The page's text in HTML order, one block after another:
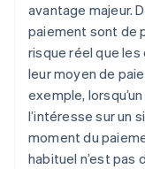
avantage majeur.
paiement sont de
risque réel que
leur moyen de
exemple,
l’intéresse sur un
moment du
habituel n’est pas